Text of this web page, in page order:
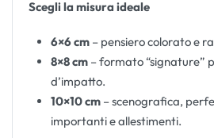
Scegli la misura ideale
6×6 cm – pensiero colorato e
8×8 cm – formato “signature”
d’impatto.
10×10 cm – scenografica,
importanti e allestimenti.